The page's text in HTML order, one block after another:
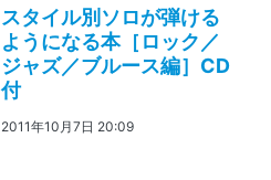
スタイル別ソロが弾ける
ようになる本［ロック／
ジャズ／ブルース編］CD
付
2011年10月7日 20:09